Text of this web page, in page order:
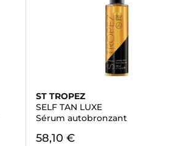
ST TROPEZ
SELF TAN LUXE
Sérum autobronzant
58,10 €